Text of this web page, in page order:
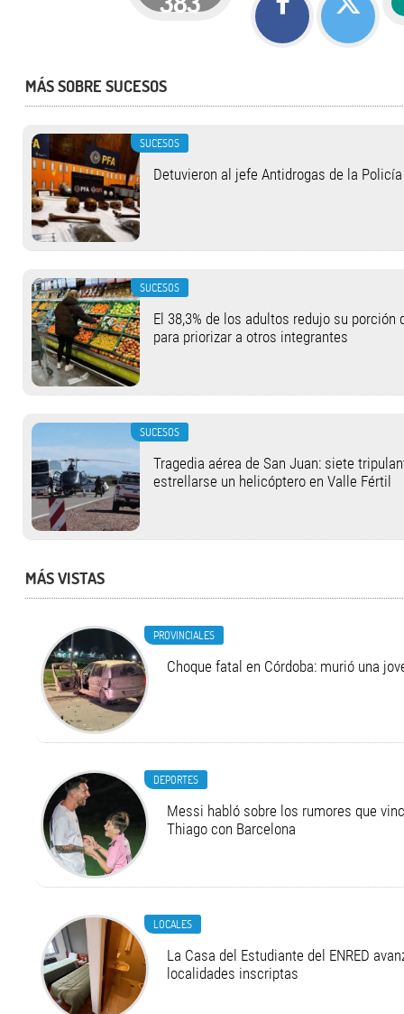
MÁS SOBRE SUCESOS
SUCESOS
Detuvieron al jefe Antidrogas de la
SUCESOS
El 38,3% de los adultos redujo su porción
para priorizar a otros integrantes
SUCESOS
Tragedia aérea de San Juan: siete
estrellarse un helicóptero en Valle Fértil
MÁS VISTAS
PROVINCIALES
Choque fatal en Córdoba: murió una
DEPORTES
Messi habló sobre los rumores que
Thiago con Barcelona
LOCALES
La Casa del Estudiante del ENRED
localidades inscriptas